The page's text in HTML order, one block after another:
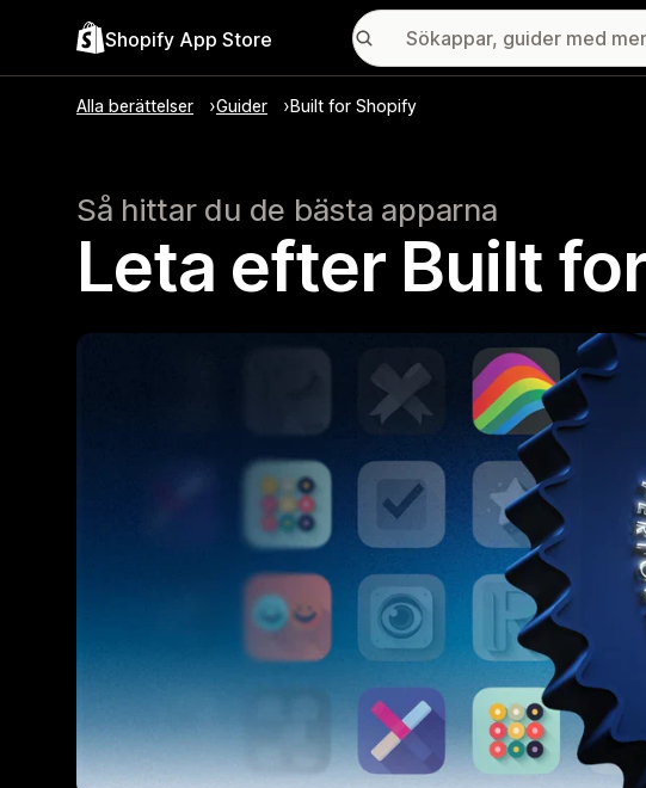
Shopify App Store
Alla berättelser Guider Built for Shopify
Så hittar du de bästa apparna
Leta efter Built